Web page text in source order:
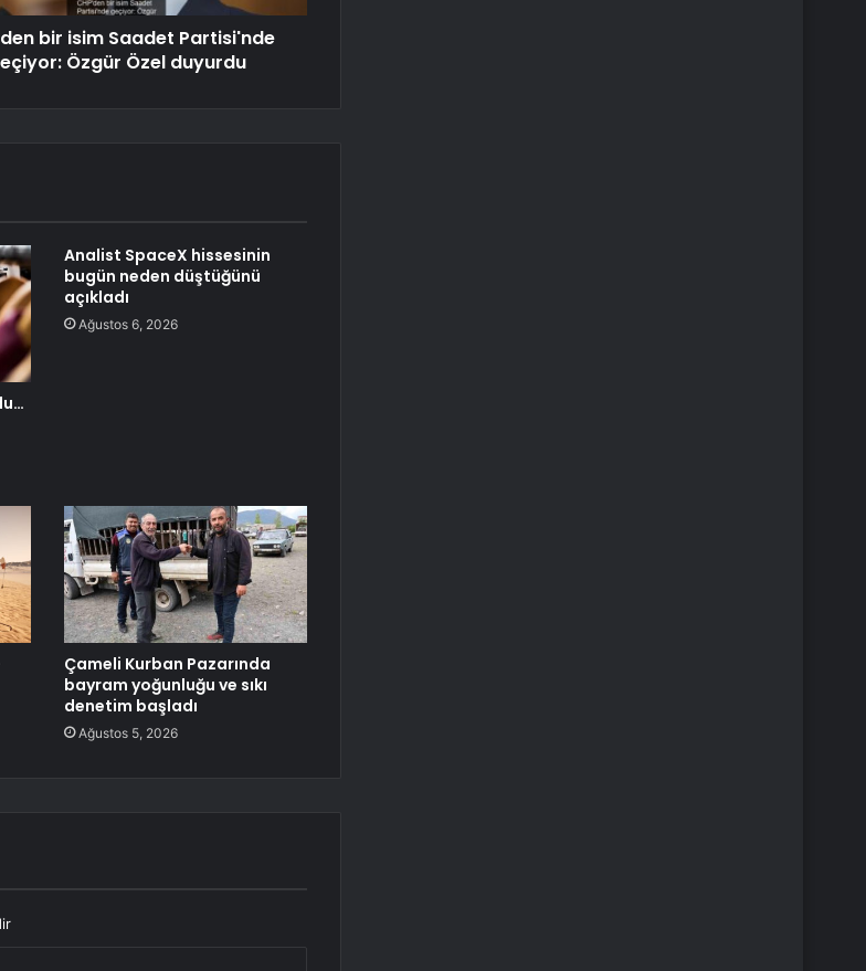
bir isim Saadet Partisi'nde
Özgür Özel duyurdu
Analist SpaceX hissesinin
bugün neden düştüğünü
açıkladı
Ağustos 6, 2026
Çameli Kurban Pazarında
bayram yoğunluğu ve sıkı
denetim başladı
Ağustos 5, 2026